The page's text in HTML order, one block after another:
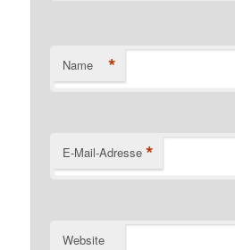
Name *
E-Mail-Adresse *
Website